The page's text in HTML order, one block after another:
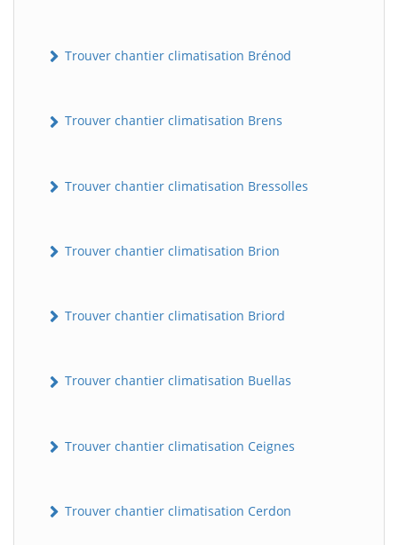
Trouver chantier climatisation Brénod
Trouver chantier climatisation Brens
Trouver chantier climatisation Bressolles
Trouver chantier climatisation Brion
Trouver chantier climatisation Briord
Trouver chantier climatisation Buellas
Trouver chantier climatisation Ceignes
Trouver chantier climatisation Cerdon